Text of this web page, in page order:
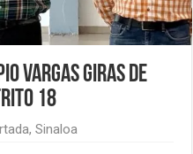
Vargas giras de
18
,Sinaloa